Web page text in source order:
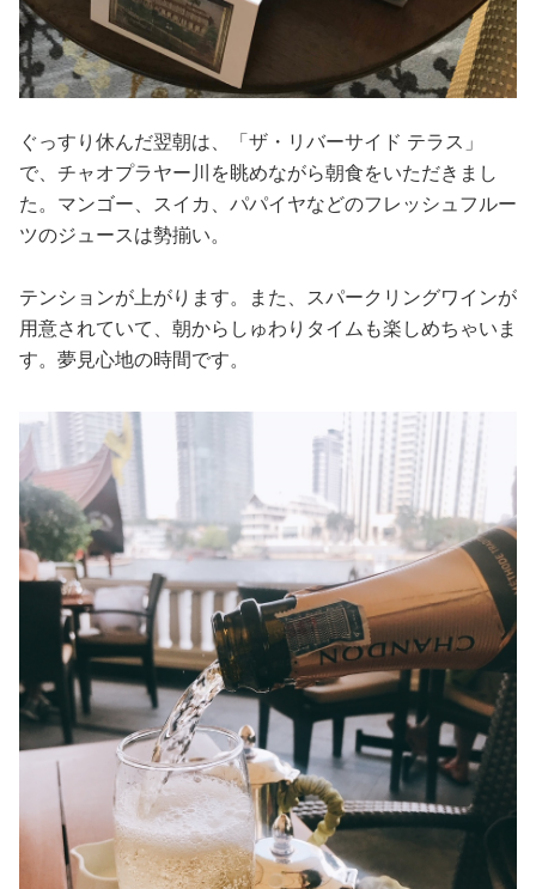
ぐっすり休んだ翌朝は、「ザ・リバーサイド テラス」
で、チャオプラヤー川を眺めながら朝食をいただきまし
た。マンゴー、スイカ、パパイヤなどのフレッシュフルー
ツのジュースは勢揃い。
テンションが上がります。また、スパークリングワインが
用意されていて、朝からしゅわりタイムも楽しめちゃいま
す。夢見心地の時間です。